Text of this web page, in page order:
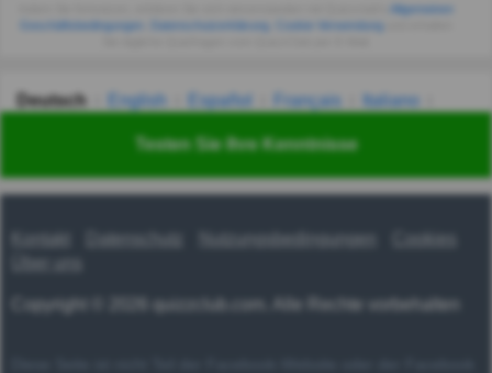
Testen Sie Ihre Kenntnisse
Allgemeinen
Geschäftsbedingungen
Datenschutzerklärung Cookie-Verwendung
Deutsch English Español Français
Italiano
Українська हिन्दी 한국어 汉语
Kontakt Nutzungsbedingungen
Über uns
Copyright © 2026 quizzclub.com. Alle Rechte vorbehalten